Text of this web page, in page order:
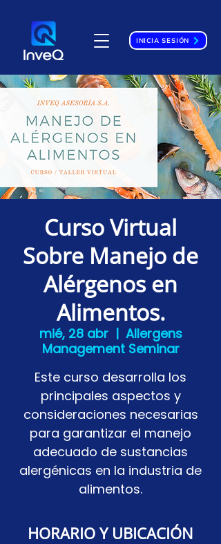
INICIA SESIÓN
Curso Virtual
Sobre Manejo de
Alérgenos en
Alimentos.
mié, 28 abr
  |
Allergens
Management Seminar
Este curso desarrolla los
principales aspectos y
consideraciones necesarias
para garantizar el manejo
adecuado de sustancias
alergénicas en la industria de
alimentos.
HORARIO Y UBICACIÓN